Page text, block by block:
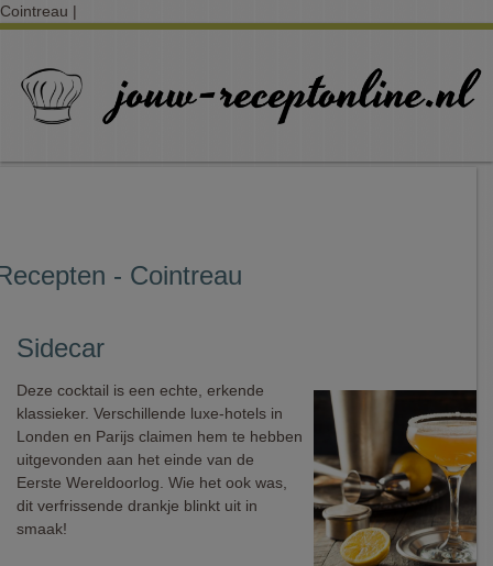
Cointreau |
- Cointreau
Sidecar
Deze cocktail is een echte, erkende
klassieker. Verschillende luxe-hotels in
Londen en Parijs claimen hem te hebben
uitgevonden aan het einde van de
Eerste Wereldoorlog. Wie het ook was,
dit verfrissende drankje blinkt uit in
smaak!